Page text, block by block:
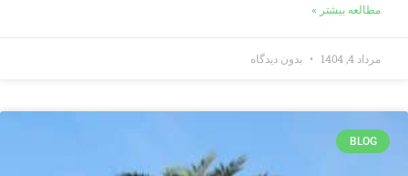
مطالعه بیشتر »
مرداد 4, 1404 بدون دیدگاه
BLOG